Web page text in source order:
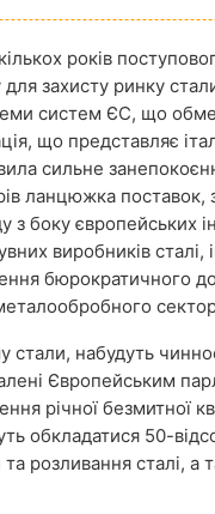
років
захисту ринку
систем ЄС, що
що представляє
сильне
ланцюжка поставок,
з боку європейських
виробників сталі,
бюрократичного
набудуть
Європейським
річної безмитної
обкладатися 50-
розливання сталі, а